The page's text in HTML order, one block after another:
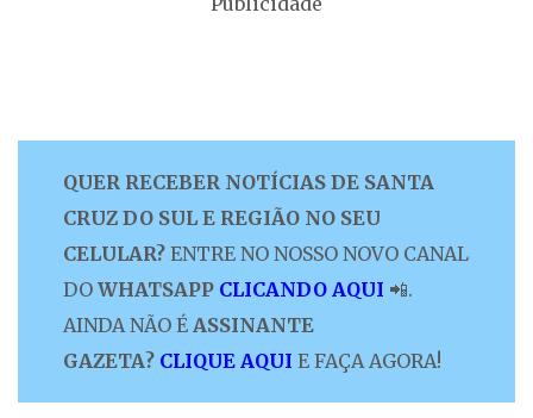
QUER RECEBER NOTÍCIAS DE SANTA
CRUZ DO SUL E REGIÃO NO SEU
CELULAR? ENTRE NO NOSSO NOVO CANAL
DO WHATSAPP CLICANDO AQUI 📲.
AINDA NÃO É ASSINANTE
GAZETA? CLIQUE AQUI E FAÇA AGORA!